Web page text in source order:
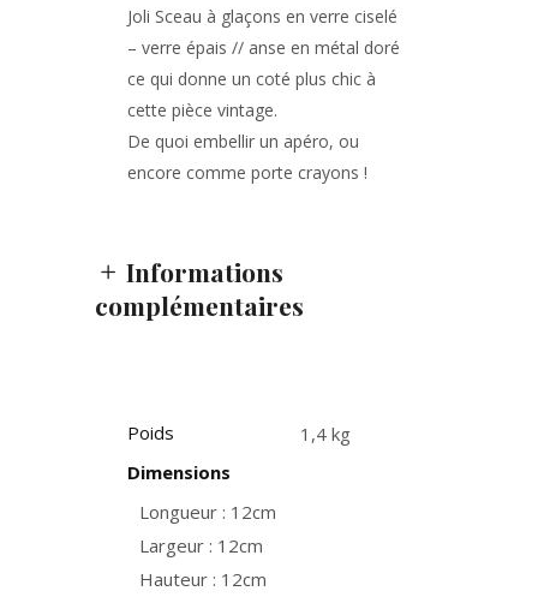
Joli Sceau à glaçons en verre ciselé
– verre épais // anse en métal doré
ce qui donne un coté plus chic à
cette pièce vintage.
De quoi embellir un apéro, ou
encore comme porte crayons !
Informations
complémentaires
Poids
1,4 kg
Dimensions
Longueur : 12cm
Largeur : 12cm
Hauteur : 12cm